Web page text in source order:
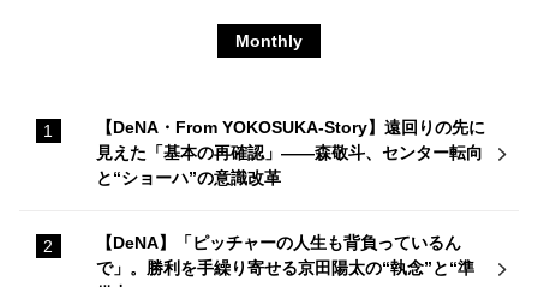
Monthly
【DeNA・From YOKOSUKA-Story】遠回りの先に
見えた「基本の再確認」——森敬斗、センター転向
と“ショーハ”の意識改革
【DeNA】「ピッチャーの人生も背負っているん
で」。勝利を手繰り寄せる京田陽太の“執念”と“準